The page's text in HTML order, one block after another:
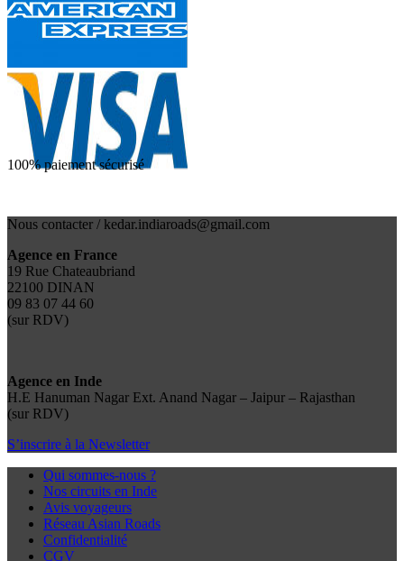
100% paiement sécurisé
Nous contacter / kedar.indiaroads@gmail.com
Agence en France
19 Rue Chateaubriand
22100 DINAN
09 83 07 44 60
(sur RDV)
Agence en Inde
H.E Hanuman Nagar Ext. Anand Nagar – Jaipur – Rajasthan
(sur RDV)
S’inscrire à la Newsletter
Qui sommes-nous ?
Nos circuits en Inde
Avis voyageurs
Réseau Asian Roads
Confidentialité
CGV